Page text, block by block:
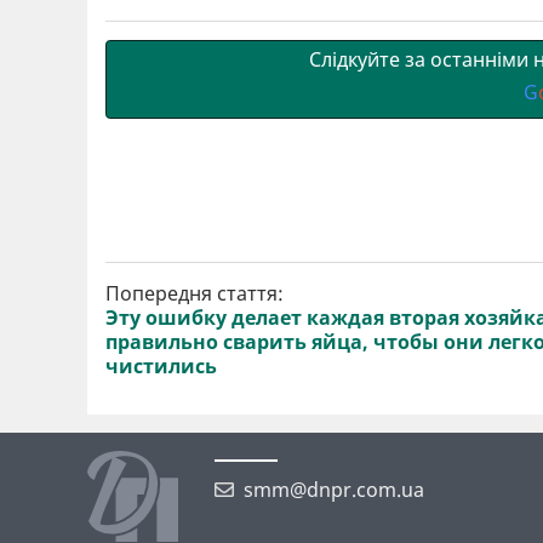
Слідкуйте за
G
Попередня стаття:
Эту ошибку делает каждая вторая
правильно сварить яйца, чтобы они
чистились
smm@dnpr.com.ua